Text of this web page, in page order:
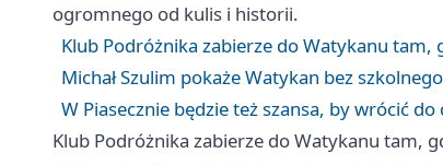
ogromnego od kulis i historii.
Klub Podróżnika zabierze do Watykanu tam,
Michał Szulim pokaże Watykan bez
W Piasecznie będzie też szansa, by wrócić
Klub Podróżnika zabierze do Watykanu tam,